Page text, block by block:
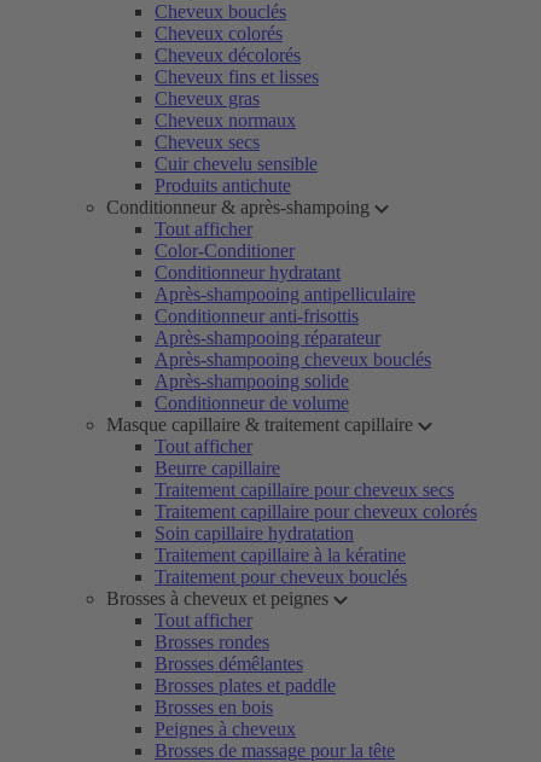
Cheveux bouclés
Cheveux colorés
Cheveux décolorés
Cheveux fins et lisses
Cheveux gras
Cheveux normaux
Cheveux secs
Cuir chevelu sensible
Produits antichute
Conditionneur & après-shampoing
Tout afficher
Color-Conditioner
Conditionneur hydratant
Après-shampooing antipelliculaire
Conditionneur anti-frisottis
Après-shampooing réparateur
Après-shampooing cheveux bouclés
Après-shampooing solide
Conditionneur de volume
Masque capillaire & traitement capillaire
Tout afficher
Beurre capillaire
Traitement capillaire pour cheveux secs
Traitement capillaire pour cheveux colorés
Soin capillaire hydratation
Traitement capillaire à la kératine
Traitement pour cheveux bouclés
Brosses à cheveux et peignes
Tout afficher
Brosses rondes
Brosses démêlantes
Brosses plates et paddle
Brosses en bois
Peignes à cheveux
Brosses de massage pour la tête